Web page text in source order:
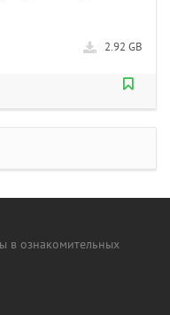
2.92 GB
в ознакомительных